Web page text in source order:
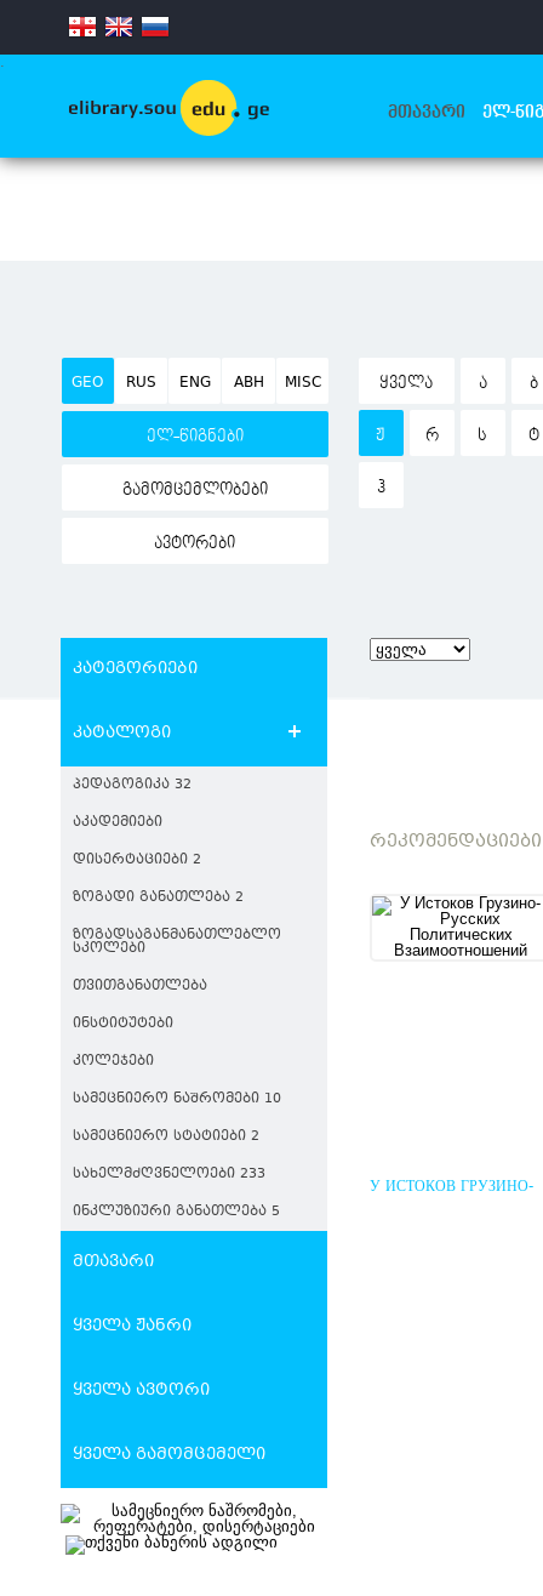
.
ᲛᲗᲐᲕᲐᲠᲘ ᲔᲚ-
GEO RUS ENG ABH MISC
ელ-წიგნები
გამომცემლობები
ავტორები
ᲧᲕᲔᲚᲐ Ა Ბ
Ჟ Რ Ს Ტ
Ჰ
კატეგორიები
კატალოგი
ᲞᲔᲓᲐᲒᲝᲒᲘᲙᲐ 32
ᲐᲙᲐᲓᲔᲛᲘᲔᲑᲘ
ᲓᲘᲡᲔᲠᲢᲐᲪᲘᲔᲑᲘ 2
ᲖᲝᲒᲐᲓᲘ ᲒᲐᲜᲐᲗᲚᲔᲑᲐ 2
ᲖᲝᲒᲐᲓᲡᲐᲒᲐᲜᲛᲐᲜᲐᲗᲚᲔᲑᲚᲝ
ᲡᲙᲝᲚᲔᲑᲘ
ᲗᲕᲘᲗᲒᲐᲜᲐᲗᲚᲔᲑᲐ
ᲘᲜᲡᲢᲘᲢᲣᲢᲔᲑᲘ
ᲙᲝᲚᲔᲯᲔᲑᲘ
ᲡᲐᲛᲔᲪᲜᲘᲔᲠᲝ ᲜᲐᲨᲠᲝᲛᲔᲑᲘ 10
ᲡᲐᲛᲔᲪᲜᲘᲔᲠᲝ ᲡᲢᲐᲢᲘᲔᲑᲘ 2
ᲡᲐᲮᲔᲚᲛᲫᲦᲕᲜᲔᲚᲝᲔᲑᲘ 233
ᲘᲜᲙᲚᲣᲖᲘᲣᲠᲘ ᲒᲐᲜᲐᲗᲚᲔᲑᲐ 5
მთავარი
ყველა ჟანრი
ყველა ავტორი
ყველა გამომცემელი
ᲠᲔᲙᲝᲛᲔᲜᲓᲐᲪᲘᲔᲑᲘ
У ИСТОКОВ ГРУЗИНО-